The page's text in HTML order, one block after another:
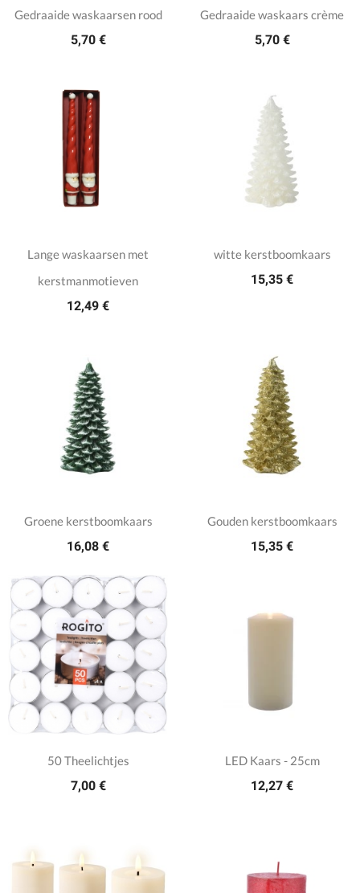
Gedraaide waskaarsen rood
5,70 €
Gedraaide waskaars crème
5,70 €
Lange waskaarsen met
kerstmanmotieven
12,49 €
witte kerstboomkaars
15,35 €
Groene kerstboomkaars
16,08 €
Gouden kerstboomkaars
15,35 €
50 Theelichtjes
7,00 €
LED Kaars - 25cm
12,27 €